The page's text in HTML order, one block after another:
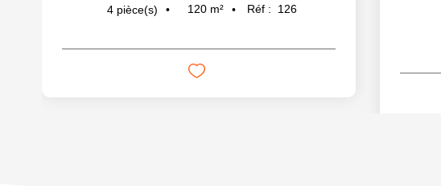
4 pièce(s) 120 m² Réf : 126